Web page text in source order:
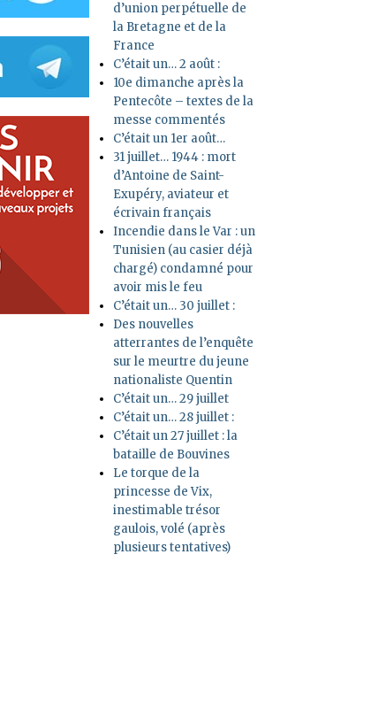
d’union perpétuelle de
la Bretagne et de la
France
C’était un… 2 août :
10e dimanche après la
Pentecôte – textes de la
messe commentés
C’était un 1er août…
31 juillet… 1944 : mort
d’Antoine de Saint-
Exupéry, aviateur et
écrivain français
Incendie dans le Var : un
Tunisien (au casier déjà
chargé) condamné pour
avoir mis le feu
C’était un… 30 juillet :
Des nouvelles
atterrantes de l’enquête
sur le meurtre du jeune
nationaliste Quentin
C’était un… 29 juillet
C’était un… 28 juillet :
C’était un 27 juillet : la
bataille de Bouvines
Le torque de la
princesse de Vix,
inestimable trésor
gaulois, volé (après
plusieurs tentatives)